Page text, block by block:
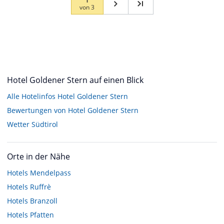
von3
Hotel Goldener Stern auf einen Blick
Alle Hotelinfos Hotel Goldener Stern
Bewertungen von Hotel Goldener Stern
Wetter Südtirol
Orte in der Nähe
Hotels Mendelpass
Hotels Ruffrè
Hotels Branzoll
Hotels Pfatten